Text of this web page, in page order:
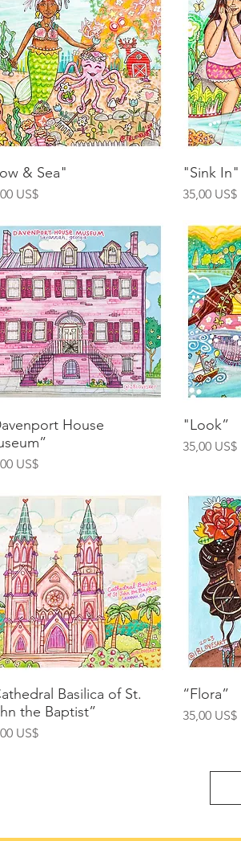
Vista rápida
& Sea"
US$
"Sink In"
Precio
35,00 US$
Vista rápida
House
US$
"Look”
Precio
35,00 US$
Vista rápida
Basilica of St.
the Baptist”
US$
“Flora”
Precio
35,00 US$